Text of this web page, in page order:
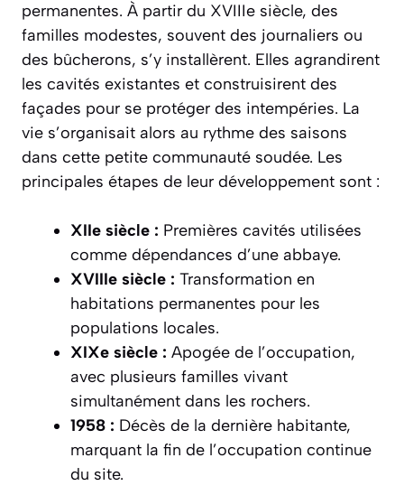
permanentes. À partir du XVIIIe siècle, des
familles modestes, souvent des journaliers ou
des bûcherons, s’y installèrent. Elles agrandirent
les cavités existantes et construisirent des
façades pour se protéger des intempéries. La
vie s’organisait alors au rythme des saisons
dans cette petite communauté soudée. Les
principales étapes de leur développement sont :
XIIe siècle : Premières cavités utilisées
comme dépendances d’une abbaye.
XVIIIe siècle : Transformation en
habitations permanentes pour les
populations locales.
XIXe siècle : Apogée de l’occupation,
avec plusieurs familles vivant
simultanément dans les rochers.
1958 : Décès de la dernière habitante,
marquant la fin de l’occupation continue
du site.